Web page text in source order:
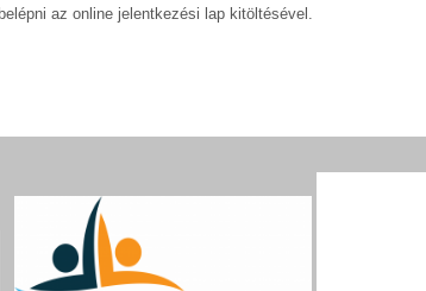
az online jelentkezési lap kitöltésével.